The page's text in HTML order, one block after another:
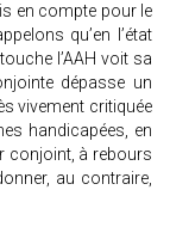
en compte pour le
qu’en l’état
l’AAH voit sa
dépasse un
vivement critiquée
handicapées, en
conjoint, à rebours
au contraire,